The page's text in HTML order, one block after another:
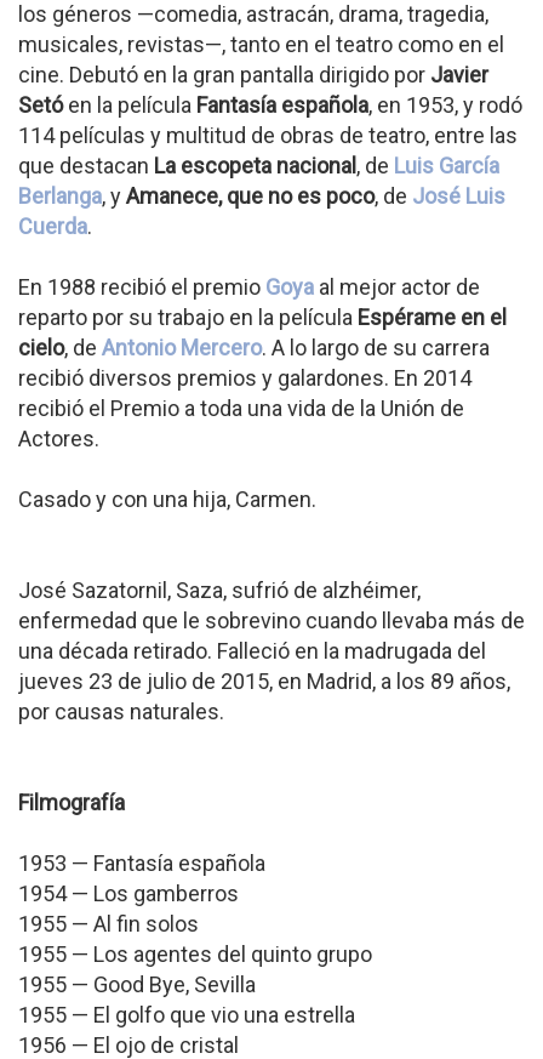
los géneros —comedia, astracán, drama, tragedia,
musicales, revistas—, tanto en el teatro como en el
cine. Debutó en la gran pantalla dirigido por Javier
Setóen la película Fantasía española, en 1953, y rodó
114 películas y multitud de obras de teatro, entre las
que destacan La escopeta nacional , de Luis García
Berlanga, yAmanece, que no es poco, de José Luis
Cuerda.
En 1988 recibió el premio Goya al mejor actor de
reparto por su trabajo en la película Espérame en el
cielo, de Antonio Mercero. A lo largo de su carrera
recibió diversos premios y galardones. En 2014
recibió el Premio a toda una vida de la Unión de
Actores.
Casado y con una hija, Carmen.
José Sazatornil, Saza, sufrió de alzhéimer,
enfermedad que le sobrevino cuando llevaba más de
una década retirado. Falleció en la madrugada del
jueves 23 de julio de 2015, en Madrid, a los 89 años,
por causas naturales.
Filmografía
1953 — Fantasía española
1954 — Los gamberros
1955 — Al fin solos
1955 — Los agentes del quinto grupo
1955 — Good Bye, Sevilla
1955 — El golfo que vio una estrella
1956 — El ojo de cristal